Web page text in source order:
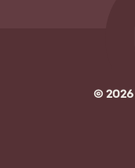
© 2026